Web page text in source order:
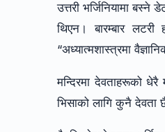
उत्तरी भर्जिनियामा बस्ने
थिएन। बारम्बार
“अध्यात्मशास्त्रमा
मन्दिरमा देवताहरूको
भिसाको लागि कुनै देवता